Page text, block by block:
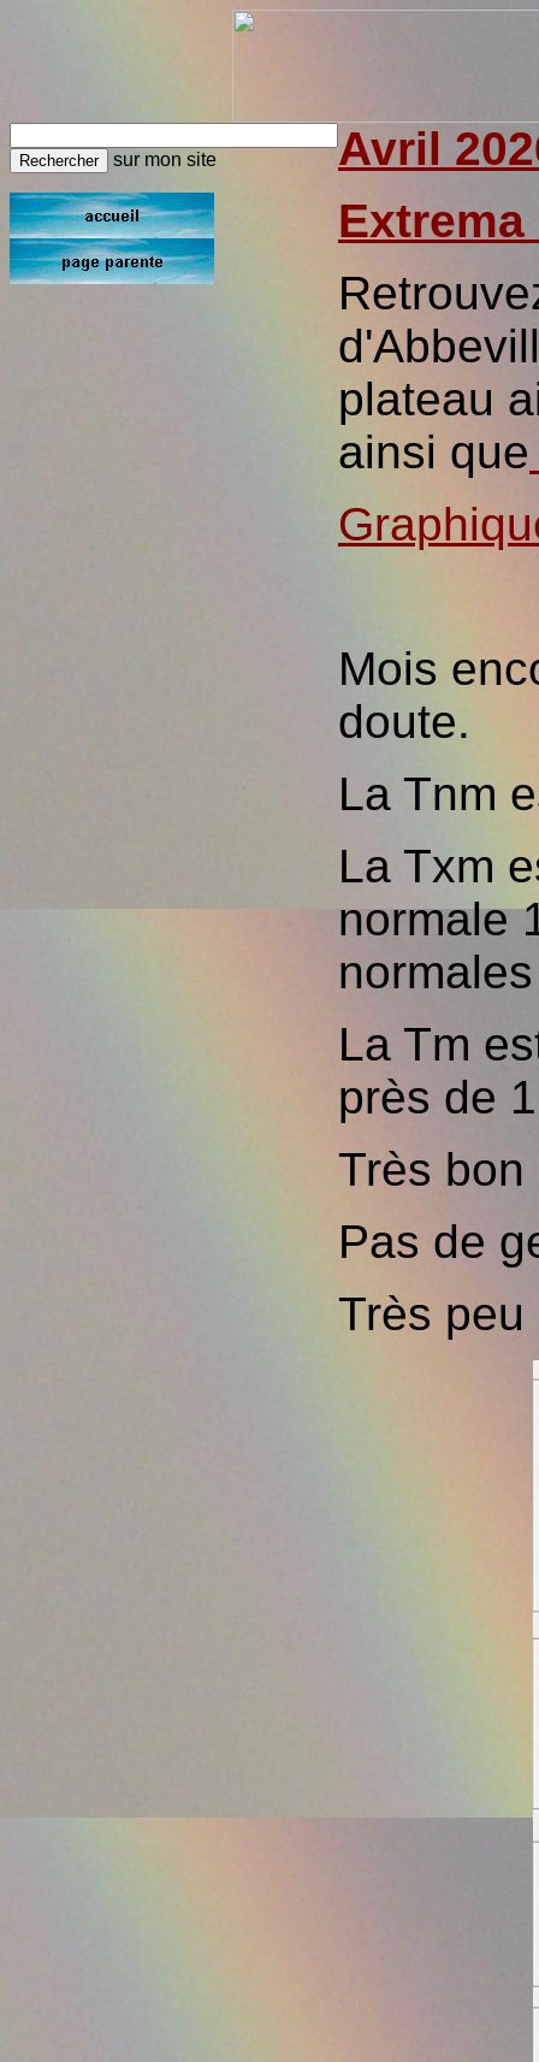
sur mon site
Avril
plateau
ainsi que
Mois
doute.
La Tnm
La Txm
normale
La Tm
près de
Très
Pas de
Très